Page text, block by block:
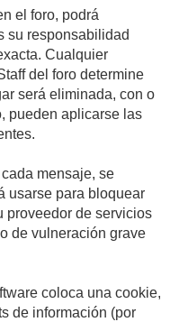
el foro, podrá
su responsabilidad
Cualquier
del foro determine
será eliminada, con o
pueden aplicarse las
mensaje, se
usarse para bloquear
proveedor de servicios
de vulneración grave
coloca una cookie,
de información (por